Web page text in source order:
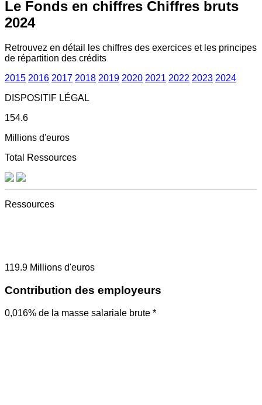
Le Fonds en chiffres Chiffres bruts
2024
Retrouvez en détail les chiffres des exercices et les principes
de répartition des crédits
2015 2016 2017 2018 2019 2020 2021 2022 2023 2024
DISPOSITIF LÉGAL
154.6
Millions d'euros
Total Ressources
Ressources
119.9 Millions d'euros
Contribution des employeurs
0,016% de la masse salariale brute *